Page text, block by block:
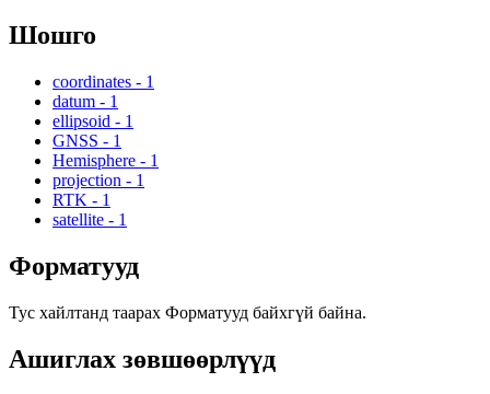
Шошго
coordinates - 1
datum - 1
ellipsoid - 1
GNSS - 1
Hemisphere - 1
projection - 1
RTK - 1
satellite - 1
Форматууд
Тус хайлтанд таарах Форматууд байхгүй байна.
Ашиглах зөвшөөрлүүд